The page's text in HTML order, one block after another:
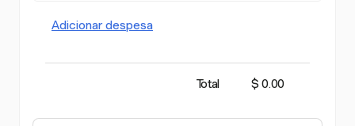
Adicionar despesa
Total $ 0.00